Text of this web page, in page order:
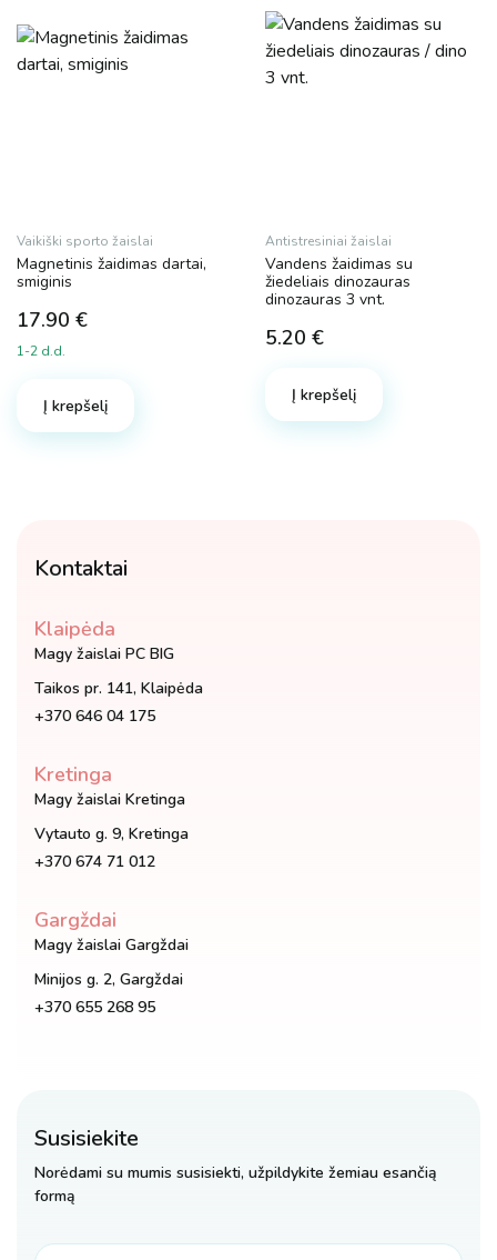
Vaikiški sporto žaislai
Magnetinis žaidimas dartai,
smiginis
17.90 €
1-2 d.d.
Į krepšelį
Antistresiniai žaislai
Vandens žaidimas su
žiedeliais dinozauras
dinozauras 3 vnt.
5.20 €
Į krepšelį
Kontaktai
Klaipėda
Magy žaislai PC BIG
Taikos pr. 141, Klaipėda
+370 646 04 175
Kretinga
Magy žaislai Kretinga
Vytauto g. 9, Kretinga
+370 674 71 012
Gargždai
Magy žaislai Gargždai
Minijos g. 2, Gargždai
+370 655 268 95
Susisiekite
Norėdami su mumis susisiekti, užpildykite žemiau esančią
formą